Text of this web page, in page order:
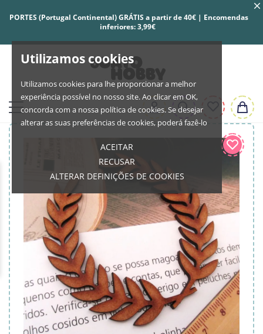
Utilizamos cookies
Utilizamos cookies para lhe proporcionar a melhor
experiência possível no nosso site. Ao clicar em OK,
concorda com a nossa política de cookies. Se desejar
alterar as suas preferências de cookies, poderá fazê-lo
ACEITAR
RECUSAR
ALTERAR DEFINIÇÕES DE COOKIES
PORTES (Portugal Continental) GRÁTIS a partir de 40€ | Encomendas
inferiores: 3,99€